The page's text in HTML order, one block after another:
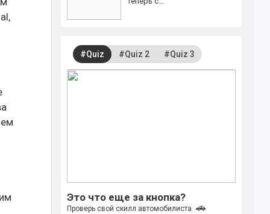
#Quiz #Quiz 2 #Quiz 3
Это что еще за кнопка?
Проверь свой скилл автомобилиста 🚗